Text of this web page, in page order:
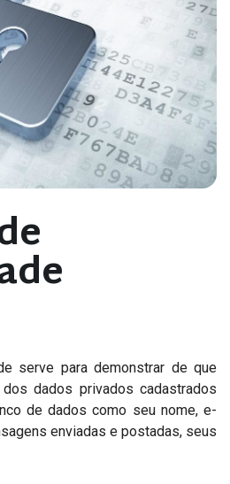
serve para demonstrar de que
dados privados cadastrados
de dados como seu nome, e-
enviadas e postadas, seus